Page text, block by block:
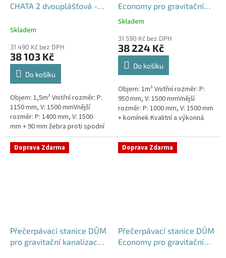
CHATA 2 dvouplášťová -
Skladem
31 490 Kč bez DPH
38 103 Kč
Do košíku
Objem: 1,5m³ Vnitřní rozměr: P:
1150 mm, V: 1500 mmVnější
rozměr: P: 1400 mm, V: 1500
mm + 90 mm žebra proti spodní
vodě + komínek Průměr 1150
mm, vnější průměr 1400 mm,...
Economy pro gravitační
kanalizace samonosná -
Průměrné
produktu
je
5,0
hvězdiček.
Skladem
31 590 Kč bez DPH
38 224 Kč
Do košíku
Objem: 1m³ Vnitřní rozměr: P:
950 mm, V: 1500 mmVnější
rozměr: P: 1000 mm, V: 1500 mm
+ komínek Kvalitní a výkonná
chalupám a rodinným domům...
Doprava Zdarma
Přečerpávací stanice DŮM
pro gravitační kanalizace k
Doprava Zdarma
Přečerpávací stanice DŮM
Economy pro gravitační